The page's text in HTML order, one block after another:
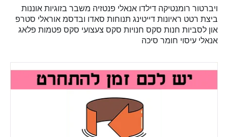
ויברטור רומנטיקה דילדו אנאלי פנטזיה משבר בזוגיות אוננות
ביצת רטט ראיונות דייטינג תנוחות סאדו ובדסמ אוראלי סטרפ
און לסביות חנות סקס חנויות סקס צעצועי סקס פטמות פלאג
אנאלי עיסוי חומר סיכה